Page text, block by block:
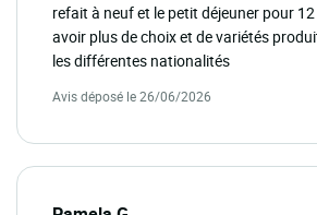
refait à neuf et le petit déjeuner pour
avoir plus de choix et de variétés
les différentes nationalités
Avis déposé le 26/06/2026